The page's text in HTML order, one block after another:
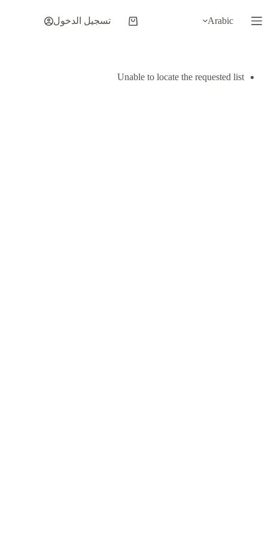
إلى
المحتوى
Arabic
عربة
تسجيل الدخول
Unable to locate the requested list